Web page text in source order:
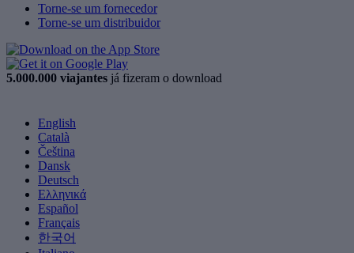
Torne-se um fornecedor
Torne-se um distribuidor
5.000.000 viajantes já fizeram o download
English
Català
Čeština
Dansk
Deutsch
Ελληνικά
Español
Français
한국어